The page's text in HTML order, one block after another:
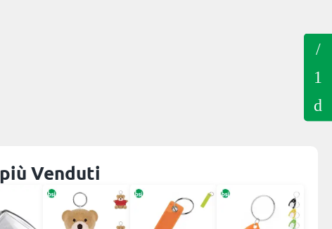
Venduti